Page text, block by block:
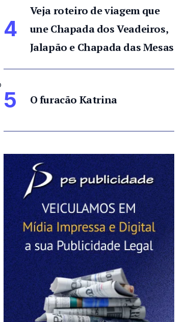
4
Veja roteiro de viagem que
une Chapada dos Veadeiros,
Jalapão e Chapada das Mesas
5 O furacão Katrina